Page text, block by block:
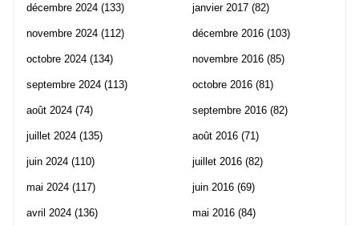
décembre 2024 (133)
novembre 2024 (112)
octobre 2024 (134)
septembre 2024 (113)
août 2024 (74)
juillet 2024 (135)
juin 2024 (110)
mai 2024 (117)
avril 2024 (136)
janvier 2017 (82)
décembre 2016 (103)
novembre 2016 (85)
octobre 2016 (81)
septembre 2016 (82)
août 2016 (71)
juillet 2016 (82)
juin 2016 (69)
mai 2016 (84)